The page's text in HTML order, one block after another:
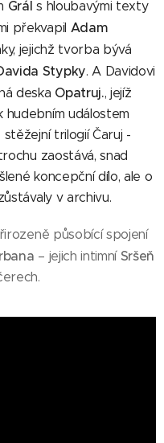
Grál s hloubavými texty
překvapil Adam
jejichž tvorba bývá
Stypky. A Davidovi
deska Opatruj., jejíž
událostem
stěžejní trilogií Čaruj -
zaostává, snad
koncepční dílo, ale o
v archivu.
působící spojení
– jejich intimní Sršeň